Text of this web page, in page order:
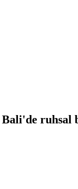
Bali'de ruhsal